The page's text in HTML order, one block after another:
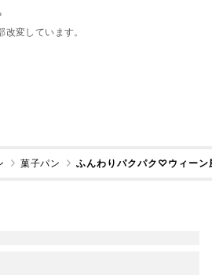
変しています。
菓子パン ふんわりパクパク♡ウィー